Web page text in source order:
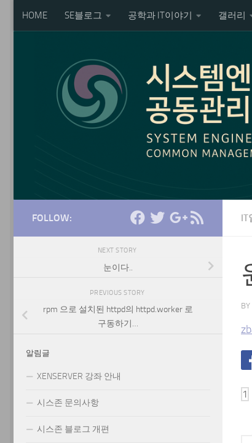
Skip to content
HOME SE블로그 공학과 IT이야기 갤러리
IT
BY
FOLLOW:
NEXT STORY
눈이다..
PREVIOUS STORY
rpm 으로 설치된 httpd의 httpd.worker 로
구동하기…
알림글
XENSERVER 강좌 안내
시스존 문의사항
시스존 블로그 개편